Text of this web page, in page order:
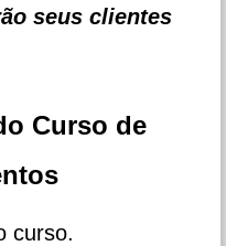
seus clientes
Curso de
curso.